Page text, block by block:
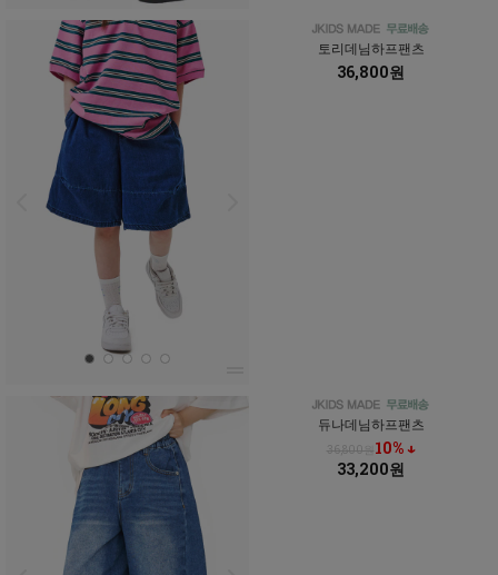
토리데님하프팬츠
36,800원
듀나데님하프팬츠
36,800원 10% ↓
33,200원